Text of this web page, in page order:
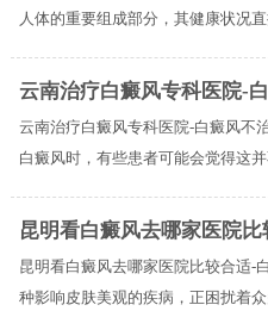
人体的重要组成部分，其健康状况直
云南治疗白癜风专科医院-
云南治疗白癜风专科医院-白癜风不
白癜风时，有些患者可能会觉得这并
昆明看白癜风去哪家医院
昆明看白癜风去哪家医院比较合适-
种影响皮肤美观的疾病，正困扰着众